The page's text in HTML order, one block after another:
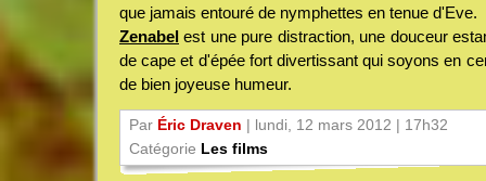
que jamais entouré de nymphettes en tenue d'Eve.
Zenabel est une pure distraction, une douceur
de cape et d'épée fort divertissant qui soyons en
de bien joyeuse humeur.
Par Éric Draven | lundi, 12 mars 2012 | 17h32
Catégorie Les films